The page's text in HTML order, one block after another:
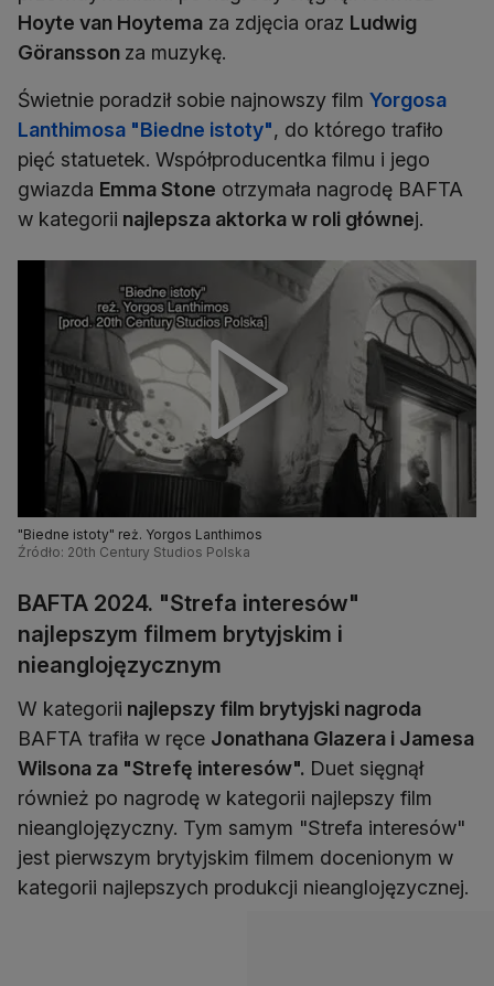
Hoyte van Hoytema za zdjęcia oraz Ludwig
Göransson za muzykę.
Świetnie poradził sobie najnowszy film Yorgosa
Lanthimosa "Biedne istoty", do którego trafiło
pięć statuetek. Współproducentka filmu i jego
gwiazda Emma Stone otrzymała nagrodę BAFTA
w kategorii najlepsza aktorka w roli głównej.
"Biedne istoty" reż. Yorgos Lanthimos
Źródło: 20th Century Studios Polska
BAFTA 2024. "Strefa interesów"
najlepszym filmem brytyjskim i
nieanglojęzycznym
W kategorii najlepszy film brytyjski nagroda
BAFTA trafiła w ręce Jonathana Glazera i Jamesa
Wilsona za "Strefę interesów". Duet sięgnął
również po nagrodę w kategorii najlepszy film
nieanglojęzyczny. Tym samym "Strefa interesów"
jest pierwszym brytyjskim filmem docenionym w
kategorii najlepszych produkcji nieanglojęzycznej.